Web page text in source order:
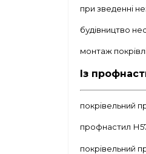
при зведенні
будівництво
монтаж
Із
покрівельний
профнастил
покрівельний